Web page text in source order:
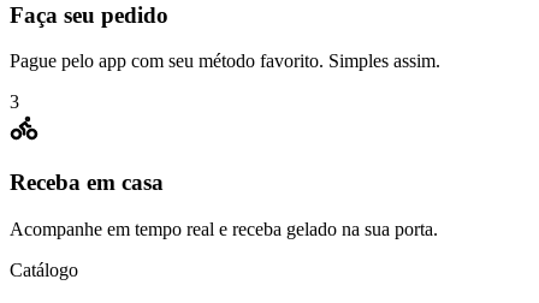
Faça seu pedido
Pague pelo app com seu método favorito. Simples assim.
3
Receba em casa
Acompanhe em tempo real e receba gelado na sua porta.
Catálogo